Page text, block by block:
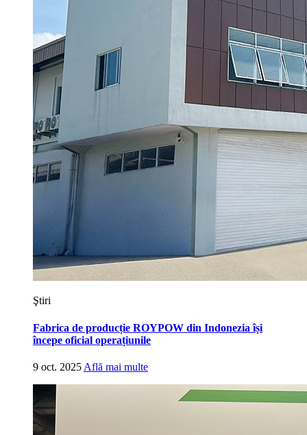
Ştiri
Fabrica de producție ROYPOW din Indonezia își
începe oficial operațiunile
9 oct. 2025 Află mai multe